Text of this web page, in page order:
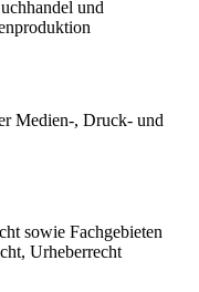
und
Medien-, Druck- und
sowie Fachgebieten
Urheberrecht